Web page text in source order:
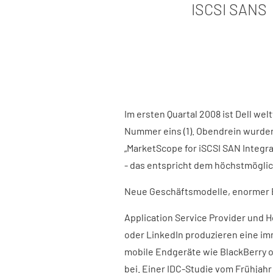
ISCSI SANS
Im ersten Quartal 2008 ist Dell
Nummer eins (1). Obendrein
„MarketScope for iSCSI SAN
- das entspricht dem
Neue Geschäftsmodelle,
Application Service Provider und
oder LinkedIn produzieren eine
mobile Endgeräte wie BlackBerry
bei. Einer IDC-Studie vom